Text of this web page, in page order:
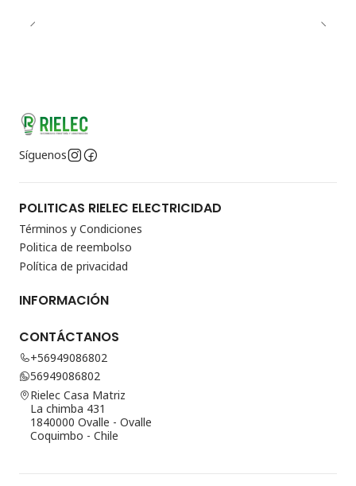
Síguenos
POLITICAS RIELEC ELECTRICIDAD
Términos y Condiciones
Politica de reembolso
Política de privacidad
INFORMACIÓN
CONTÁCTANOS
+56949086802
56949086802
Rielec Casa Matriz
La chimba 431
1840000 Ovalle - Ovalle
Coquimbo - Chile